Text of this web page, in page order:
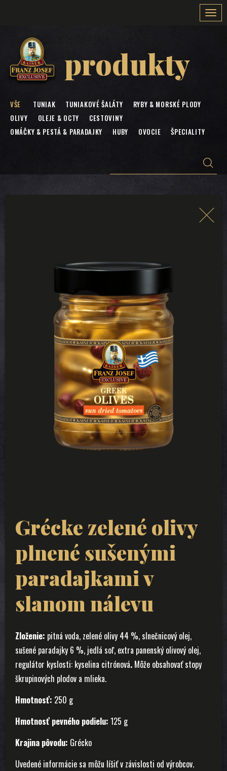
produkty
VŠE TUNIAK TUNIAKOVÉ ŠALÁTY
RYBY & MORSKÉ PLODY
OLIVY
OLEJE & OCTY
CESTOVINY
OMÁČKY & PESTÁ & PARADAJKY
HUBY OVOCIE ŠPECIALITY
Grécke zelené olivy
plnené sušenými
paradajkami v
slanom nálevu
Zloženie: pitná voda, zelené olivy 44 %, slnečnicový olej,
sušené paradajky 6 %, jedlá soľ, extra panenský olivový olej,
regulátor kyslosti: kyselina citrónová. Môže obsahovať stopy
škrupinových plodov a mlieka.
Hmotnosť: 250 g
Hmotnosť pevného podielu: 125 g
Krajina pôvodu: Grécko
Uvedené informácie sa môžu líšiť v závislosti od výrobcov.